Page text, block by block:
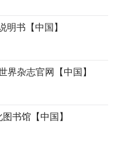
明书【中国】
界杂志官网【中国】
书馆【中国】